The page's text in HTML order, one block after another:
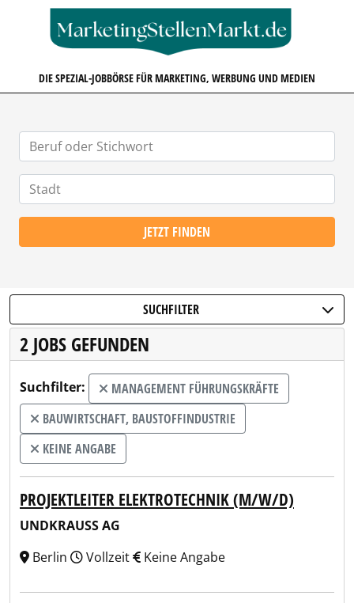
DIE SPEZIAL-JOBBÖRSE FÜR MARKETING, WERBUNG UND MEDIEN
JETZT FINDEN
SUCHFILTER
2 JOBS GEFUNDEN
Suchfilter:
MANAGEMENT FÜHRUNGSKRÄFTE
BAUWIRTSCHAFT, BAUSTOFFINDUSTRIE
KEINE ANGABE
PROJEKTLEITER ELEKTROTECHNIK (M/W/D)
UNDKRAUSS AG
Berlin
Vollzeit Keine Angabe